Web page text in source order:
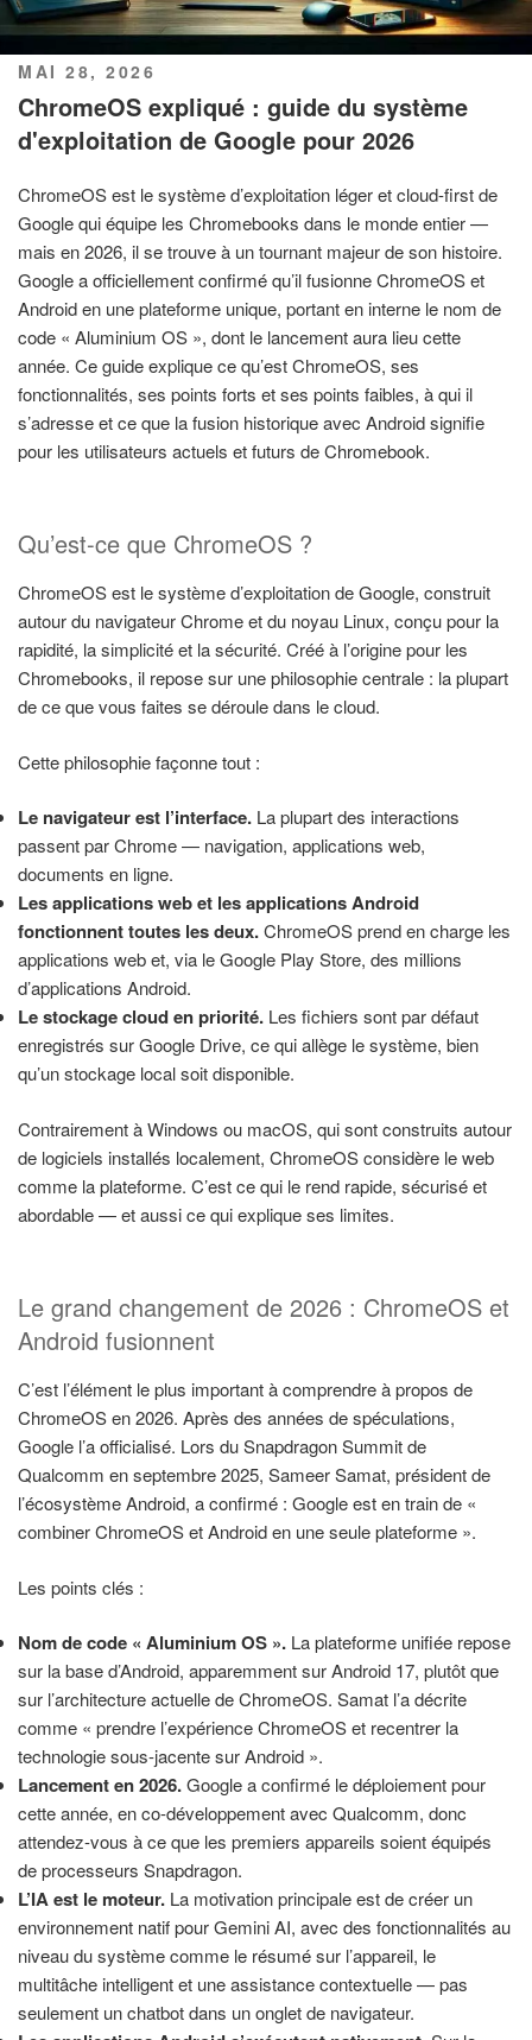
PUBLIÉ
LE
MAI 28, 2026
ChromeOS expliqué : guide du système
d'exploitation de Google pour 2026
ChromeOS est le système d’exploitation léger et cloud-first de
Google qui équipe les Chromebooks dans le monde entier —
mais en 2026, il se trouve à un tournant majeur de son histoire.
Google a officiellement confirmé qu’il fusionne ChromeOS et
Android en une plateforme unique, portant en interne le nom de
code « Aluminium OS », dont le lancement aura lieu cette
année. Ce guide explique ce qu’est ChromeOS, ses
fonctionnalités, ses points forts et ses points faibles, à qui il
s’adresse et ce que la fusion historique avec Android signifie
pour les utilisateurs actuels et futurs de Chromebook.
Qu’est-ce que ChromeOS ?
ChromeOS est le système d’exploitation de Google, construit
autour du navigateur Chrome et du noyau Linux, conçu pour la
rapidité, la simplicité et la sécurité. Créé à l’origine pour les
Chromebooks, il repose sur une philosophie centrale : la plupart
de ce que vous faites se déroule dans le cloud.
Cette philosophie façonne tout :
Le navigateur est l’interface. La plupart des interactions
passent par Chrome — navigation, applications web,
documents en ligne.
Les applications web et les applications Android
fonctionnent toutes les deux.ChromeOS prend en charge les
applications web et, via le Google Play Store, des millions
d’applications Android.
Le stockage cloud en priorité. Les fichiers sont par défaut
enregistrés sur Google Drive, ce qui allège le système, bien
qu’un stockage local soit disponible.
Contrairement à Windows ou macOS, qui sont construits autour
de logiciels installés localement, ChromeOS considère le web
comme la plateforme. C’est ce qui le rend rapide, sécurisé et
abordable — et aussi ce qui explique ses limites.
Le grand changement de 2026 : ChromeOS et
Android fusionnent
C’est l’élément le plus important à comprendre à propos de
ChromeOS en 2026. Après des années de spéculations,
Google l’a officialisé. Lors du Snapdragon Summit de
Qualcomm en septembre 2025, Sameer Samat, président de
l’écosystème Android, a confirmé : Google est en train de «
combiner ChromeOS et Android en une seule plateforme ».
Les points clés :
Nom de code « Aluminium OS ». La plateforme unifiée repose
sur la base d’Android, apparemment sur Android 17, plutôt que
sur l’architecture actuelle de ChromeOS. Samat l’a décrite
comme « prendre l’expérience ChromeOS et recentrer la
technologie sous-jacente sur Android ».
Lancement en 2026.Google a confirmé le déploiement pour
cette année, en co-développement avec Qualcomm, donc
attendez-vous à ce que les premiers appareils soient équipés
de processeurs Snapdragon.
L’IA est le moteur. La motivation principale est de créer un
environnement natif pour Gemini AI, avec des fonctionnalités au
niveau du système comme le résumé sur l’appareil, le
multitâche intelligent et une assistance contextuelle — pas
seulement un chatbot dans un onglet de navigateur.